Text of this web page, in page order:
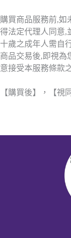
購買商品服務前,如
得法定代理人同意,
十歲之成年人需自
商品交易後,即視為
意接受本服務條款
【購買後】，【視